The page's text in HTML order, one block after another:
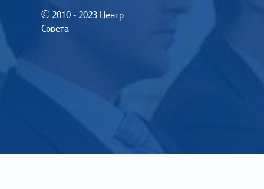
© 2010 - 2023 Центр
Совета